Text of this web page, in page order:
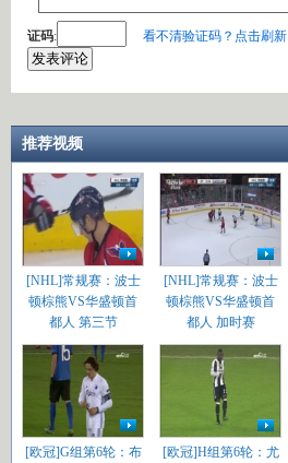
证码: 看不清验证码？点击刷新
推荐视频
[NHL]常规赛：波士
顿棕熊VS华盛顿首
都人 第三节
[NHL]常规赛：波士
顿棕熊VS华盛顿首
都人 加时赛
[欧冠]G组第6轮：布
[欧冠]H组第6轮：尤